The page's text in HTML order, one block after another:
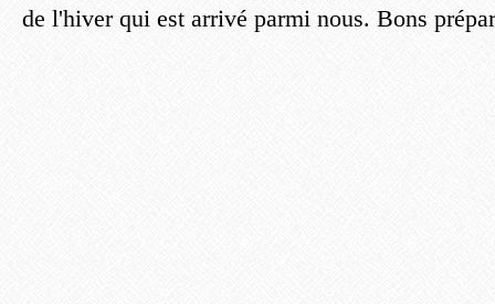
de l'hiver qui est arrivé parmi nous. Bons